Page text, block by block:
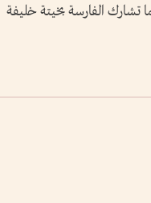
تشارك الفارسة بخيتة خليفة